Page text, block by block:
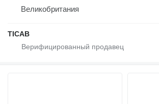
Великобритания
TICAB